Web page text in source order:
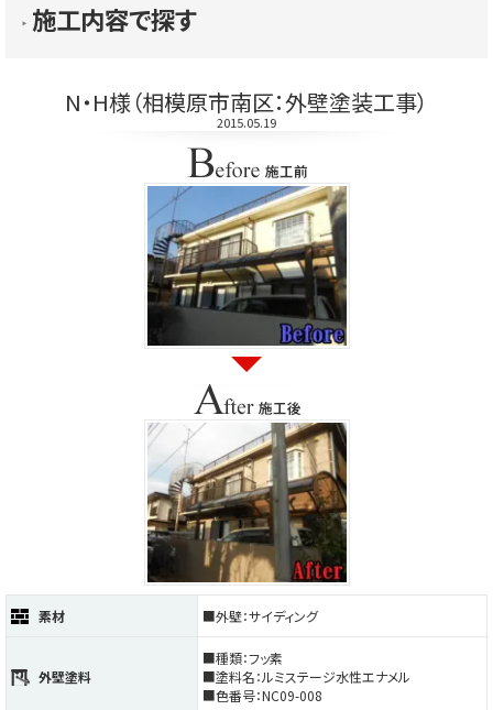
▶︎ 施工内容で探す
N・H様（相模原市南区：外壁塗装工事）
2015.05.19
素材 ■外壁：サイディング
外壁塗料
■種類：フッ素
■塗料名：ルミステージ水性エナメル
■色番号：NC09-008